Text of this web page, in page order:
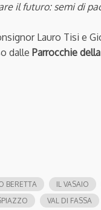
il futuro: semi di
Lauro Tisi e
dalle Parrocchie
BERETTA IL VASAIO
VAL DI FASSA